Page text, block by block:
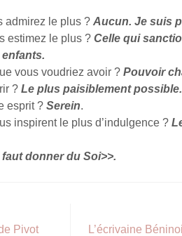
admirez le plus ? Aucun. Je suis
estimez le plus ? Celle qui
enfants.
vous voudriez avoir ? Pouvoir
? Le plus paisiblement possible.
esprit ? Serein.
inspirent le plus d’indulgence ?
donner du Soi>>.
Pivot
L’écrivaine